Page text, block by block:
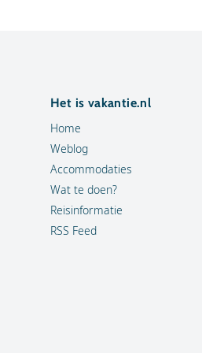
Het is vakantie.nl
Home
Weblog
Accommodaties
Wat te doen?
Reisinformatie
RSS Feed